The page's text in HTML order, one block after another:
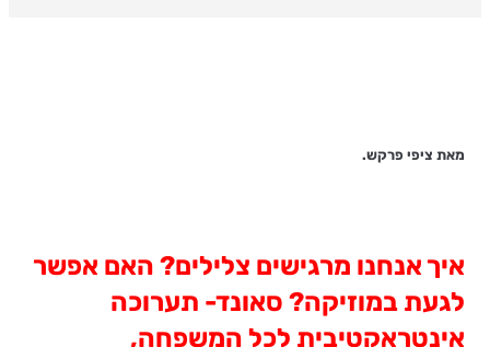
מאת ציפי פרקש.
איך אנחנו מרגישים צלילים? האם אפשר
לגעת במוזיקה? סאונד- תערוכה
אינטראקטיבית לכל המשפחה,